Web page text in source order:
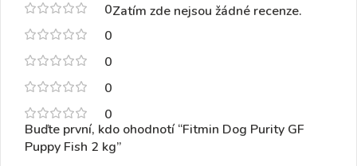
0
0
0
0
0
Zatím zde nejsou žádné recenze.
Buďte první, kdo ohodnotí “Fitmin Dog Purity GF
Puppy Fish 2 kg”